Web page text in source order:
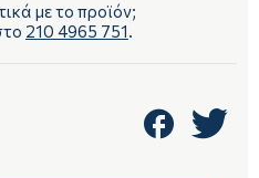
με το προϊόν;
210 4965 751.